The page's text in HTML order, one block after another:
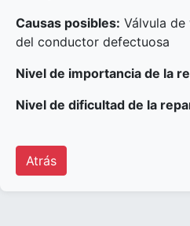
Causas posibles: Válvula
del conductor defectuosa
Nivel de importancia de la
Nivel de dificultad de la
Atrás